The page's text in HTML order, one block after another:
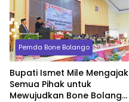
Pemda Bone Bolango
Bupati Ismet Mile Mengajak
Semua Pihak untuk
Mewujudkan Bone Bolango